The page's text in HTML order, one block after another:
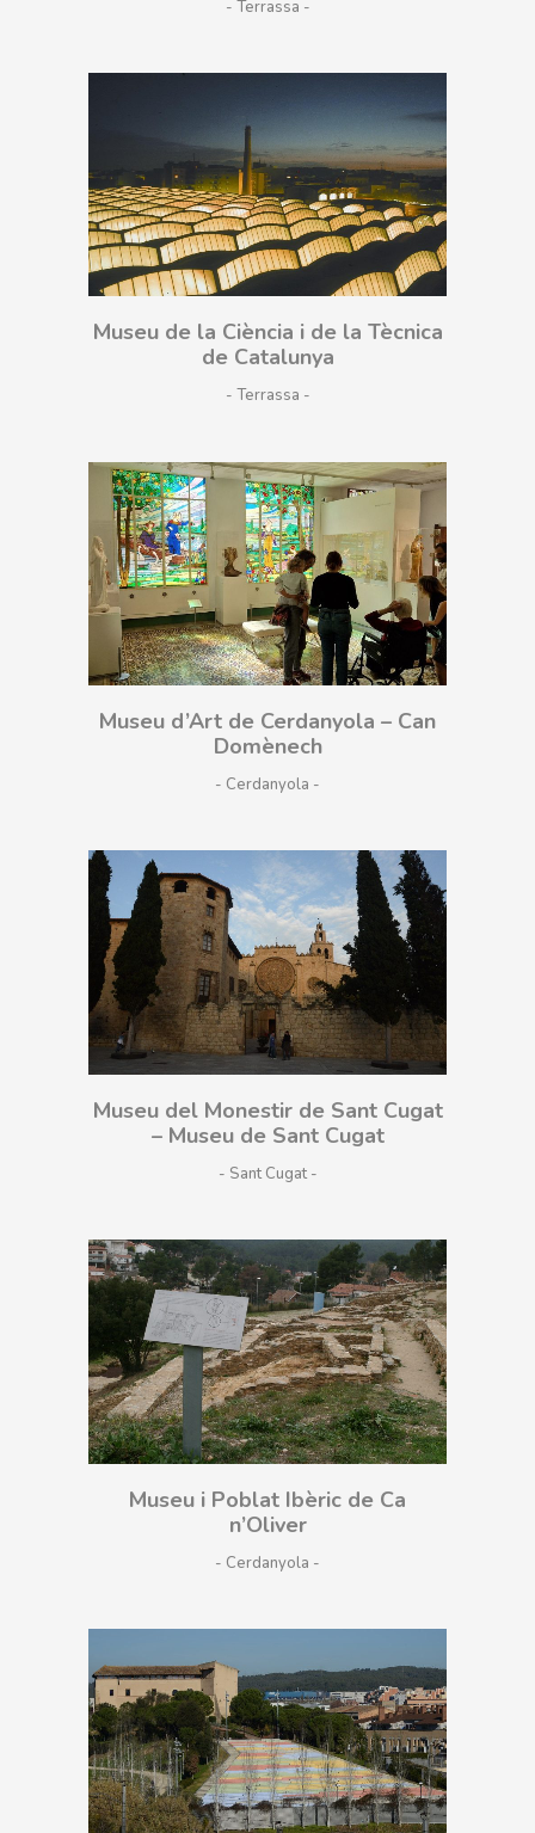
- Terrassa
Museu de la Ciència i de la Tècnica
de Catalunya
- Terrassa
Museu d’Art de Cerdanyola – Can
Domènech
- Cerdanyola
Museu del Monestir de Sant Cugat
– Museu de Sant Cugat
- Sant Cugat
Museu i Poblat Ibèric de Ca
n’Oliver
- Cerdanyola